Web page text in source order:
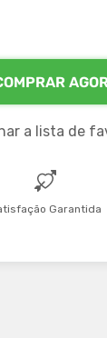
a lista de
Garantida